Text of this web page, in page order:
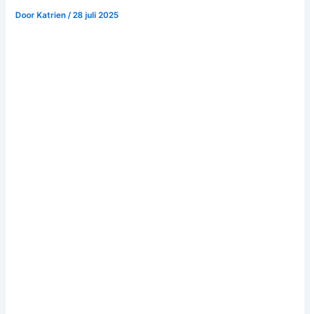
Door Katrien/28 juli 2025